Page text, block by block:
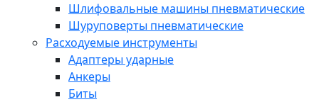
Шлифовальные машины пневматические
Шуруповерты пневматические
Расходуемые инструменты
Адаптеры ударные
Анкеры
Биты